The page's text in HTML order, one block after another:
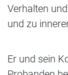
Verhalten
und zu
Er und sein